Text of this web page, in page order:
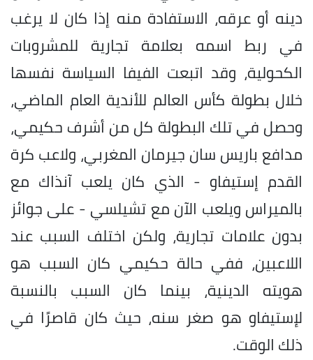
دينه أو عرقه، الاستفادة منه إذا كان لا يرغب
في ربط اسمه بعلامة تجارية للمشروبات
الكحولية، وقد اتبعت الفيفا السياسة نفسها
خلال بطولة كأس العالم للأندية العام الماضي،
وحصل في تلك البطولة كل من أشرف حكيمي،
مدافع باريس سان جيرمان المغربي، ولاعب كرة
القدم إستيفاو - الذي كان يلعب آنذاك مع
بالميراس ويلعب الآن مع تشيلسي - على جوائز
بدون علامات تجارية، ولكن اختلف السبب عند
اللاعبين، ففي حالة حكيمي كان السبب هو
هويته الدينية، بينما كان السبب بالنسبة
لإستيفاو هو صغر سنه، حيث كان قاصرًا في
ذلك الوقت.